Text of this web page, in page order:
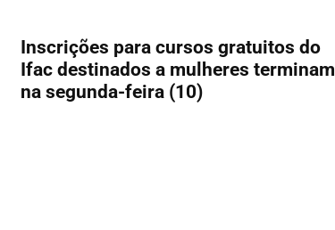
Inscrições para cursos gratuitos do
Ifac destinados a mulheres terminam
na segunda-feira (10)